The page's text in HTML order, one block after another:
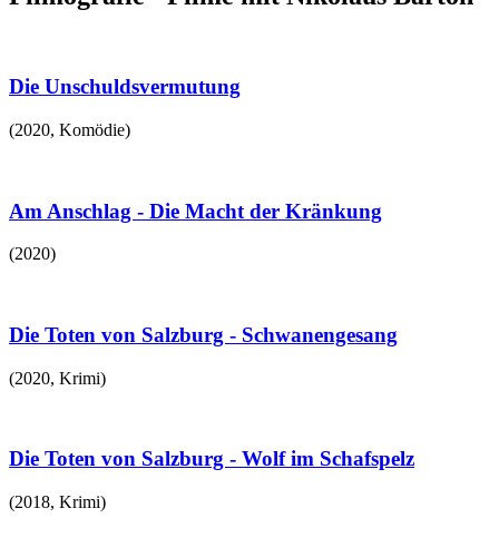
Die Unschuldsvermutung
(2020, Komödie)
Am Anschlag - Die Macht der Kränkung
(2020)
Die Toten von Salzburg - Schwanengesang
(2020, Krimi)
Die Toten von Salzburg - Wolf im Schafspelz
(2018, Krimi)